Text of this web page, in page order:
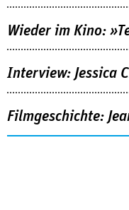
Wieder im Kino:
Interview: Jessica
Filmgeschichte: